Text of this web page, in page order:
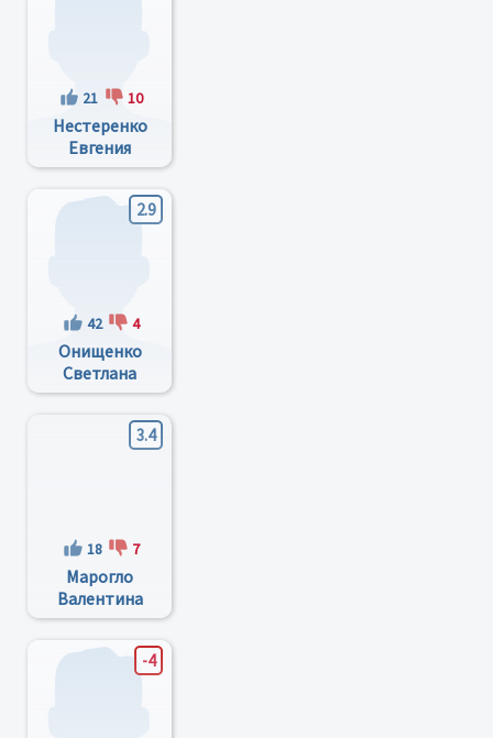
21 10
Нестеренко
Евгения
Валентиновна
2.9
42 4
Онищенко
Светлана
Петровна
3.4
18 7
Марогло
Валентина
Валентиновна
-4